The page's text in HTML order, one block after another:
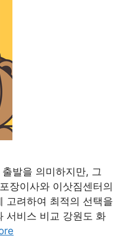
발을 의미하지만, 그
장이사와 이삿짐센터의
고려하여 최적의 선택을
서비스 비교 강원도 화